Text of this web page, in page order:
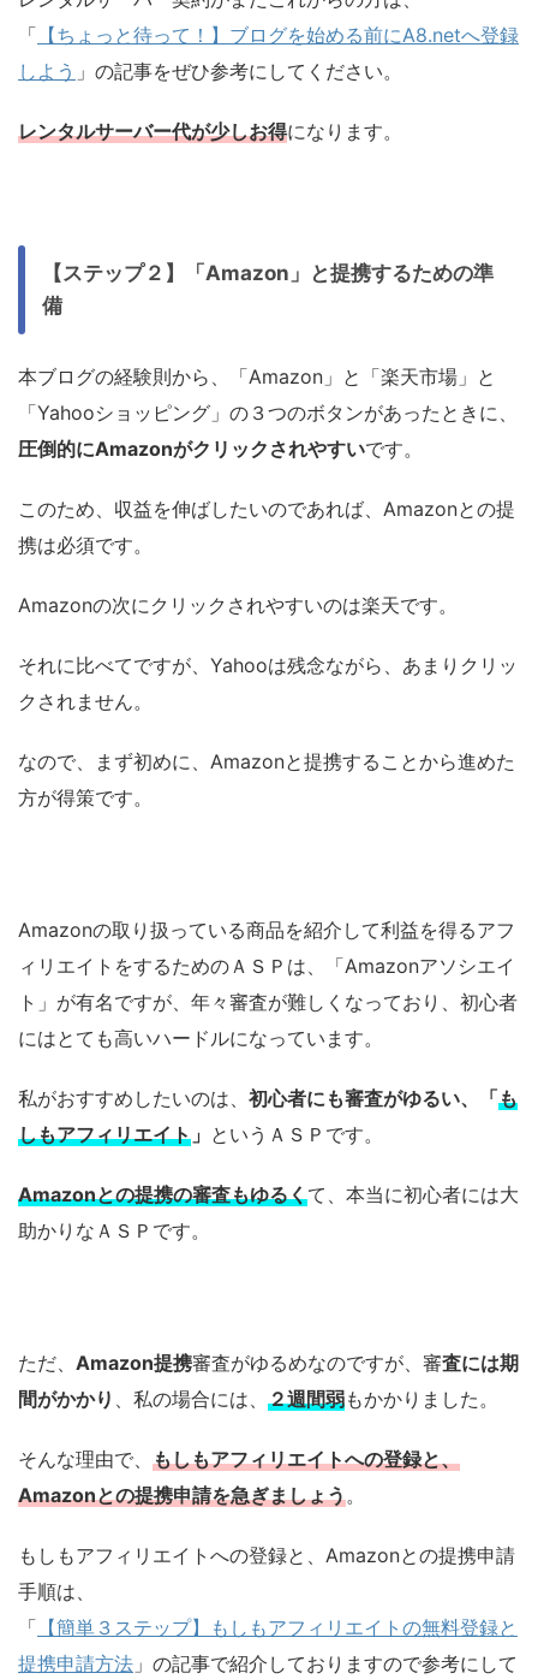
「 【ちょっと待って！】ブログを始める前にA8.netへ登録
しよう 」の記事をぜひ参考にしてください。
レンタルサーバー代が少しお得になります。
【ステップ２】「Amazon」と提携するための準
備
本ブログの経験則から、「Amazon」と「楽天市場」と
「Yahooショッピング」の３つのボタンがあったときに、
圧倒的にAmazonがクリックされやすいです。
このため、収益を伸ばしたいのであれば、Amazonとの提
携は必須です。
Amazonの次にクリックされやすいのは楽天です。
それに比べてですが、Yahooは残念ながら、あまりクリッ
クされません。
なので、まず初めに、Amazonと提携することから進めた
方が得策です。
Amazonの取り扱っている商品を紹介して利益を得るアフ
ィリエイトをするためのＡＳＰは、「Amazonアソシエイ
ト」が有名ですが、年々審査が難しくなっており、初心者
にはとても高いハードルになっています。
私がおすすめしたいのは、 初心者にも審査がゆるい、「も
しもアフィリエイト 」 というＡＳＰです。
Amazonとの提携の審査もゆるくて、本当に初心者には大
助かりなＡＳＰです。
ただ、 Amazon提携審査がゆるめなのですが、審査には期
間がかかり
、私の場合には、 ２週間弱もかかりました。
そんな理由で、 もしもアフィリエイトへの登録と、
Amazonとの提携申請を急ぎましょう。
もしもアフィリエイトへの登録と、Amazonとの提携申請
手順は、
「 【簡単３ステップ】もしもアフィリエイトの無料登録と
提携申請方法 」の記事で紹介しておりますので参考にして